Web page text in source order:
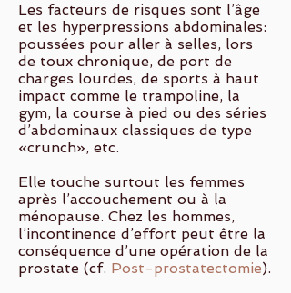
Les facteurs de risques sont l’âge
et les hyperpressions abdominales:
poussées pour aller à selles, lors
de toux chronique, de port de
charges lourdes, de sports à haut
impact comme le trampoline, la
gym, la course à pied ou des séries
d’abdominaux classiques de type
«crunch», etc.
Elle touche surtout les femmes
après l’accouchement ou à la
ménopause. Chez les hommes,
l’incontinence d’effort peut être la
conséquence d’une opération de la
prostate (cf. Post-prostatectomie).